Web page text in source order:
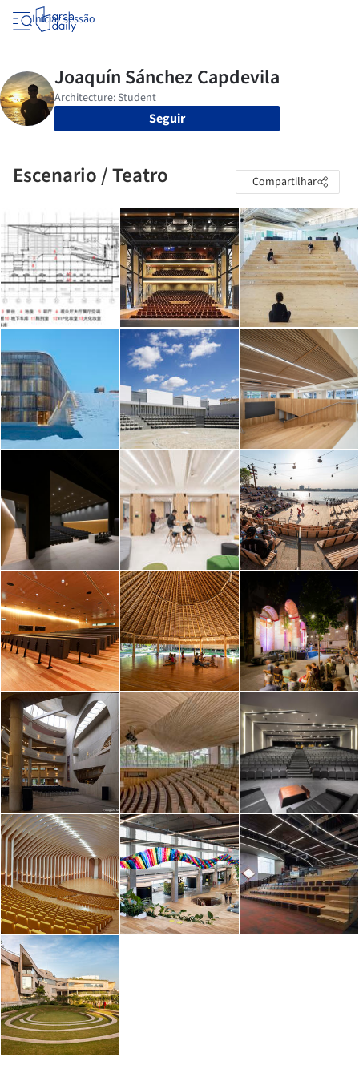
Iniciar sessão
Seguir
Escenario / Teatro Compartilhar